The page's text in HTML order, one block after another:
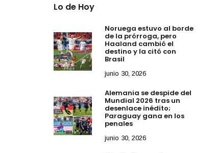
Lo de Hoy
Noruega estuvo al borde
de la prórroga, pero
Haaland cambió el
destino y la citó con
Brasil
junio 30, 2026
Alemania se despide del
Mundial 2026 tras un
desenlace inédito;
Paraguay gana en los
penales
junio 30, 2026